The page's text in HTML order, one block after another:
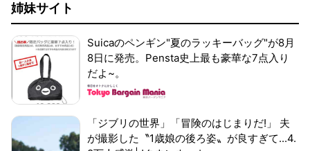
姉妹サイト
Suicaのペンギン"夏のラッキーバッグ"が8月
8日に発売。Pensta史上最も豪華な7点入り
だよ~。
「ジブリの世界」「冒険のはじまりだ!」 夫
が撮影した〝1歳娘の後ろ姿〟が良すぎて...4.